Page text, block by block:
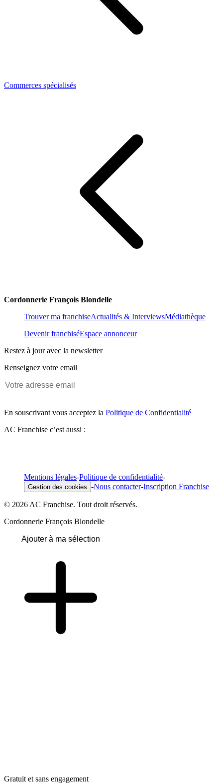
Commerces spécialisés
Cordonnerie François Blondelle
Trouver ma franchiseActualités & InterviewsMédiathèque
Devenir franchiséEspace annonceur
Restez à jour avec la newsletter
Renseignez votre email
En souscrivant vous acceptez la Politique de Confidentialité
AC Franchise c’est aussi :
Mentions légales-Politique de confidentialité-
Gestion des cookies -Nous contacter-Inscription Franchise
© 2026 AC Franchise. Tout droit réservés.
Cordonnerie François Blondelle
Ajouter à ma sélection
Gratuit et sans engagement